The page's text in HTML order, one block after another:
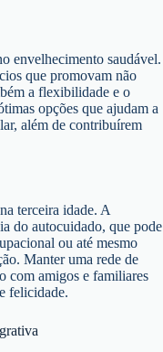
envelhecimento saudável.
que promovam não
a flexibilidade e o
opções que ajudam a
além de contribuírem
terceira idade. A
do autocuidado, que pode
ou até mesmo
Manter uma rede de
com amigos e familiares
felicidade.